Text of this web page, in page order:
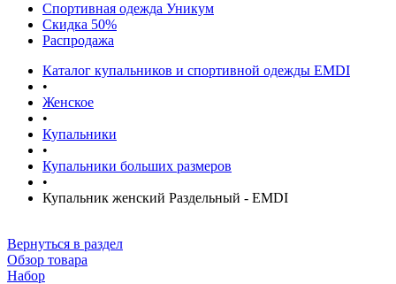
Спортивная одежда Уникум
Скидка 50%
Распродажа
Каталог купальников и спортивной одежды EMDI
•
Женское
•
Купальники
•
Купальники больших размеров
•
Купальник женский Раздельный - EMDI
Вернуться в раздел
Обзор товара
Набор